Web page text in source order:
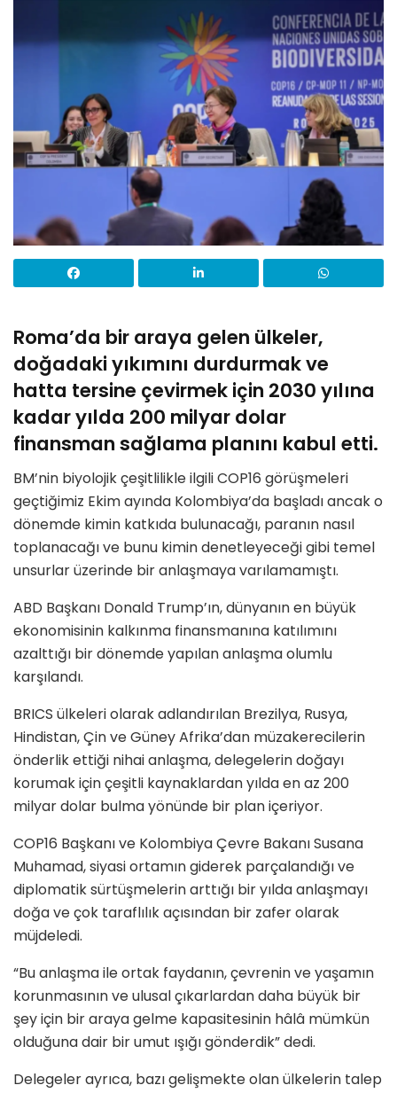
Roma’da bir araya gelen ülkeler,
doğadaki yıkımını durdurmak ve
hatta tersine çevirmek için 2030 yılına
kadar yılda 200 milyar dolar
finansman sağlama planını kabul etti.
BM’nin biyolojik çeşitlilikle ilgili COP16 görüşmeleri
geçtiğimiz Ekim ayında Kolombiya’da başladı ancak o
dönemde kimin katkıda bulunacağı, paranın nasıl
toplanacağı ve bunu kimin denetleyeceği gibi temel
unsurlar üzerinde bir anlaşmaya varılamamıştı.
ABD Başkanı Donald Trump’ın, dünyanın en büyük
ekonomisinin kalkınma finansmanına katılımını
azalttığı bir dönemde yapılan anlaşma olumlu
karşılandı.
BRICS ülkeleri olarak adlandırılan Brezilya, Rusya,
Hindistan, Çin ve Güney Afrika’dan müzakerecilerin
önderlik ettiği nihai anlaşma, delegelerin doğayı
korumak için çeşitli kaynaklardan yılda en az 200
milyar dolar bulma yönünde bir plan içeriyor.
COP16 Başkanı ve Kolombiya Çevre Bakanı Susana
Muhamad, siyasi ortamın giderek parçalandığı ve
diplomatik sürtüşmelerin arttığı bir yılda anlaşmayı
doğa ve çok taraflılık açısından bir zafer olarak
müjdeledi.
“Bu anlaşma ile ortak faydanın, çevrenin ve yaşamın
korunmasının ve ulusal çıkarlardan daha büyük bir
şey için bir araya gelme kapasitesinin hâlâ mümkün
olduğuna dair bir umut ışığı gönderdik” dedi.
Delegeler ayrıca, bazı gelişmekte olan ülkelerin talep